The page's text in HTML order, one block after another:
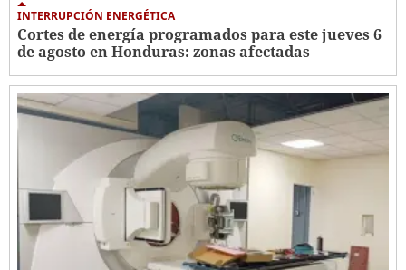
INTERRUPCIÓN ENERGÉTICA
Cortes de energía programados para este jueves 6
de agosto en Honduras: zonas afectadas